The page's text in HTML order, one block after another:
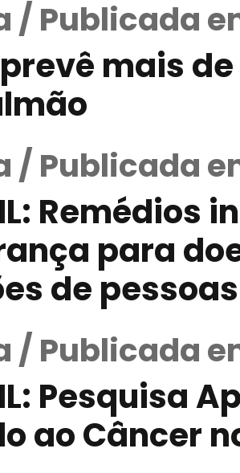
/ Publicada
mais
/ Publicada
Remédios
para
de pessoas
/ Publicada
Pesquisa
ao Câncer